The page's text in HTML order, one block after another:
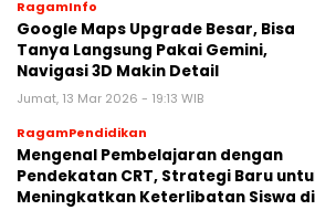
RagamInfo
Google Maps Upgrade Besar, Bisa
Tanya Langsung Pakai Gemini,
Navigasi 3D Makin Detail
Jumat, 13 Mar 2026 - 19:13 WIB
RagamPendidikan
Mengenal Pembelajaran dengan
Pendekatan CRT, Strategi Baru
Meningkatkan Keterlibatan Siswa di